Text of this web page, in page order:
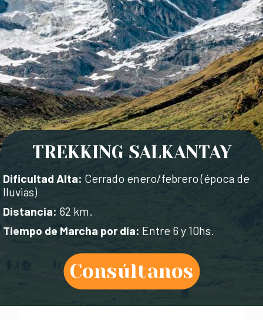
TREKKING SALKANTAY
Dificultad Alta: Cerrado enero/febrero (época de
lluvias)
Distancia: 62 km.
Tiempo de Marcha por día: Entre 6 y 10hs.
Consúltanos